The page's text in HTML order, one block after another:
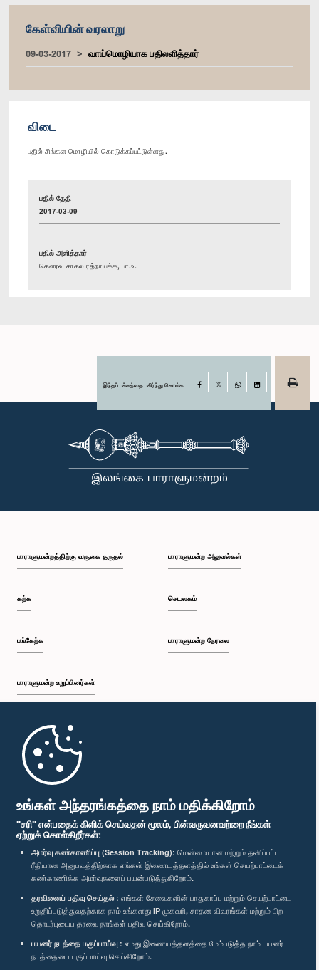
உங்கள் அந்தரங்கத்தை நாம் மதிக்கிறோம்
"சரி" என்பதைக் கிளிக் செய்வதன் மூலம், பின்வருவனவற்றை நீங்கள்
ஏற்றுக் கொள்கிறீர்கள்:
அமர்வு கண்காணிப்பு (Session Tracking): மென்மையான மற்றும் தனிப்பட்ட
ரீதியான அனுபவத்திற்காக எங்கள் இணையத்தளத்தில் உங்கள் செயற்பாட்டைக்
கண்காணிக்க அமர்வுகளைப் பயன்படுத்துகிறோம்.
தரவினைப் பதிவு செய்தல் : எங்கள் சேவைகளின் பாதுகாப்பு மற்றும் செயற்பாட்டை
உறுதிப்படுத்துவதற்காக நாம் உங்களது IP முகவரி, சாதன விவரங்கள் மற்றும் பிற
தொடர்புடைய தரவை நாங்கள் பதிவு செய்கிறோம்.
பயனர் நடத்தை பகுப்பாய்வு : எமது இணையத்தளத்தை மேம்படுத்த நாம் பயனர்
நடத்தையை பகுப்பாய்வு செய்கிறோம்.
கேள்வியின் வரலாறு
09-03-2017 வாய்மொழியாக பதிலளித்தார்
விடை
பதில் சிங்கள மொழியில் கொடுக்கப்பட்டுள்ளது.
பதில் தேதி
2017-03-09
பதில் அளித்தார்
கௌரவ சாகல ரத்நாயக்க, பா.உ.
இந்தப் பக்கத்தை பகிர்ந்து கொள்க Facebook
பாராளுமன்றத்திற்கு வருகை தருதல்
கற்க
பங்கேற்க
பாராளுமன்ற உறுப்பினர்கள்
முதற்பக்கம்
பாராளுமன்ற அலுவல்கள்
செயலகம்
பாராளுமன்ற நேரலை
பாராளுமன்ற கையடக்க செயலி
எம்மை பின்தொடர்க :
விருதுகள்
தனியுரிமைக் கொள்கை